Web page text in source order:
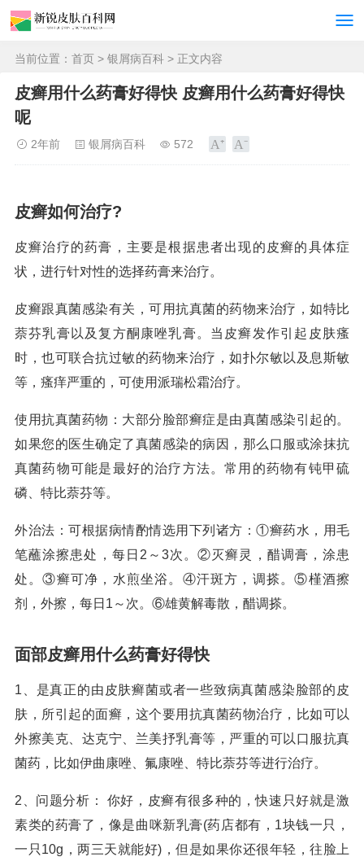
当前位置： 首页 > 银屑病百科 > 正文内容
皮癣用什么药膏好得快 皮癣用什么药膏好得快
呢
2年前 银屑病百科 572
皮癣如何治疗?
皮癣治疗的药膏，主要是根据患者出现的皮癣的具体症
状，进行针对性的选择药膏来治疗。
皮癣跟真菌感染有关，可用抗真菌的药物来治疗，如特比
萘芬乳膏以及复方酮康唑乳膏。当皮癣发作引起皮肤瘙
时，也可联合抗过敏的药物来治疗，如扑尔敏以及息斯敏
等，瘙痒严重的，可使用派瑞松霜治疗。
使用抗真菌药物：大部分脸部癣症是由真菌感染引起的。
如果您的医生确定了真菌感染的病因，那么口服或涂抹抗
真菌药物可能是最好的治疗方法。常用的药物有钝甲硫
磷、特比萘芬等。
外治法：可根据病情酌情选用下列诸方：①癣药水，用毛
笔蘸涂擦患处，每日2～3次。②灭癣灵，醋调膏，涂患
处。③癣可净，水煎坐浴。④汗斑方，调搽。⑤槿酒擦
剂，外擦，每日1～次。⑥雄黄解毒散，醋调搽。
面部皮癣用什么药膏好得快
1、是真正的由皮肤癣菌或者一些致病真菌感染脸部的皮
肤，所引起的面癣，这个要用抗真菌药物治疗，比如可以
外擦美克、达克宁、兰美抒乳膏等，严重的可以口服抗真
菌药，比如伊曲康唑、氟康唑、特比萘芬等进行治疗。
2、问题分析： 你好，皮癣有很多种的，快速只好就是激
素类的药膏了，像是曲咪新乳膏(药店都有，1块钱一只，
一只10g，两三天就能好)，但是如果你还很年轻，往脸上